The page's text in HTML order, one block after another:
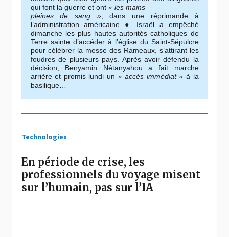
qui font la guerre et ont « les mains
pleines de sang », dans une réprimande à
l’administration américaine ● Israël a empêché
dimanche les plus hautes autorités catholiques de
Terre sainte d’accéder à l’église du Saint-Sépulcre
pour célébrer la messe des Rameaux, s’attirant les
foudres de plusieurs pays. Après avoir défendu la
décision, Benyamin Nétanyahou a fait marche
arrière et promis lundi un « accès immédiat » à la
basilique…
Technologies
En période de crise, les
professionnels du voyage misent
sur l’humain, pas sur l’IA